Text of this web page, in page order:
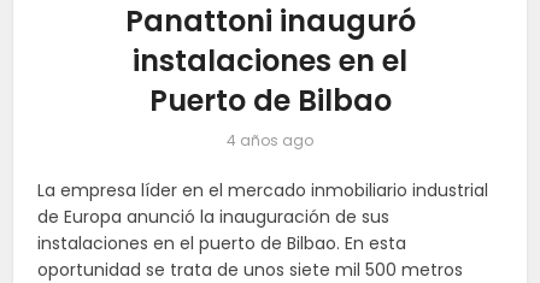
Panattoni inauguró
instalaciones en el
Puerto de Bilbao
4 años ago
La empresa líder en el mercado inmobiliario industrial
de Europa anunció la inauguración de sus
instalaciones en el puerto de Bilbao. En esta
oportunidad se trata de unos siete mil 500 metros